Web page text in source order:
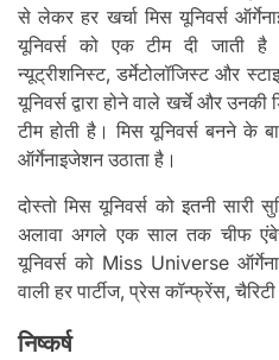
से लेकर हर खर्चा मिस यूनिवर्स
यूनिवर्स को एक टीम दी जाती
न्‍यूट्रीशनिस्‍ट, डर्मेटोलॉजिस्‍ट और
यूनिवर्स द्वारा होने वाले खर्चे और
टीम होती है। मिस यूनिवर्स बनने के
ऑर्गेनाइजेशन उठाता है।
दोस्तो मिस यूनिवर्स को इतनी सारी
अलावा अगले एक साल तक चीफ
यूनिवर्स को Miss Universe
वाली हर पार्टीज, प्रेस कॉन्‍फ्रेंस,
निष्कर्ष